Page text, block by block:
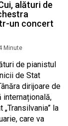
alături de
un concert
Minute
de pianistul
de Stat
dirijoare de
internațională,
la
care va